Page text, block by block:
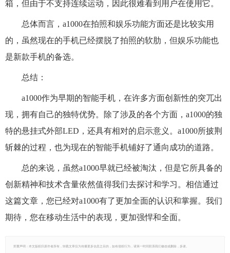
箱，但由于不支持连续运动，因此很难看到用户在使用它。
总体而言，a1000在拍照和娱乐功能方面还是比较实用
的，虽然现在的手机已经摆脱了拍照的软肋，但娱乐功能也
是新款手机的备选。
总结：
a1000作为早期的智能手机，在许多方面创新性的突兀出
现，拥有自己的独特优势。除了涉及的各个方面，a1000的独
特的悬挂式外部LED，还具有相对的启示意义。a1000所披荆
斩棘的过程，也为现在的智能手机铺好了通向成功的道路。
总的来说，虽然a1000早就已经被淘汰，但是它所具备的
创新精神和技术含量依然值得我们去探讨和学习。相信通过
这篇文章，您已经对a1000有了更加全面的认识和掌握。我们
期待，您在移动生活中的表现，更加强悍和全面。
郑重声明：本文版权归原作者所有，转载文章仅为传播更多信息之目的，如有侵权行为，请第一时间联系我们修改或删除，多谢。